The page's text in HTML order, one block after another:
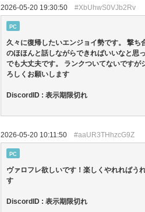
2026-05-20 19:30:50 #XbUhwS0VJb2Rv
PC
久々に復帰したいエンジョイ勢です。 撃ち
のほほんと話しながらできればいいなと思
でも大丈夫です。 ランクついてないですが
ろしくお願いします
DiscordID : 表示期限切れ
2026-05-20 10:11:50 #aaUR3THhzcG9Z
PC
ヴァロフレ欲しいです！楽しくやれれば
す
DiscordID : 表示期限切れ